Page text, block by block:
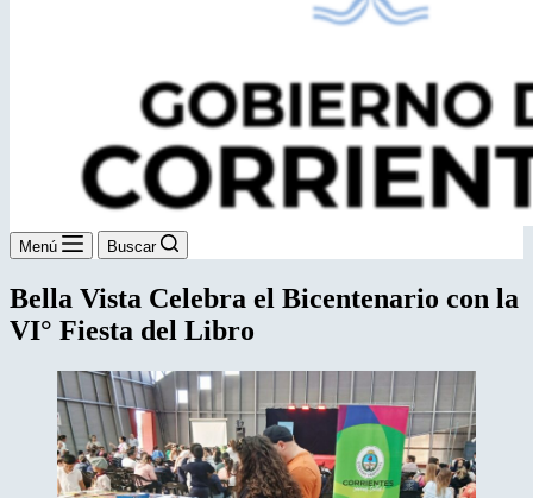
Menú Buscar
Bella Vista Celebra el Bicentenario con la
VI° Fiesta del Libro